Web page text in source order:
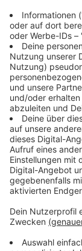
Die
Anzeige
Trotzdem gibt
Menge
und
Welche
Wind? Wie
Regionen der
und stärker?
sind nur ein
Potsdam vom